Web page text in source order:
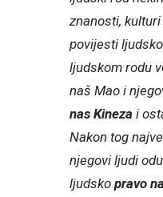
znanosti,
povijesti
ljudskom rodu
naš Mao i
nas Kineza i
Nakon tog
njegovi ljudi
ljudsko pravo